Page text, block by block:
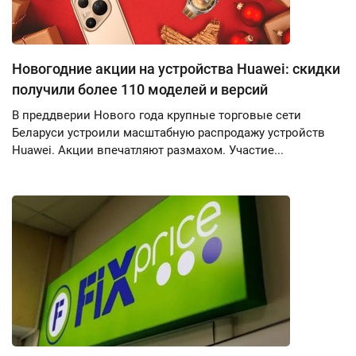
Новогодние акции на устройства Huawei: скидки
получили более 110 моделей и версий
В преддверии Нового года крупные торговые сети
Беларуси устроили масштабную распродажу устройств
Huawei. Акции впечатляют размахом. Участие...